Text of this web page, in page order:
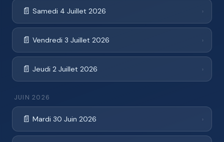
📄 Samedi 4 Juillet 2026 ›
📄 Vendredi 3 Juillet 2026 ›
📄 Jeudi 2 Juillet 2026 ›
JUIN 2026
📄 Mardi 30 Juin 2026 ›